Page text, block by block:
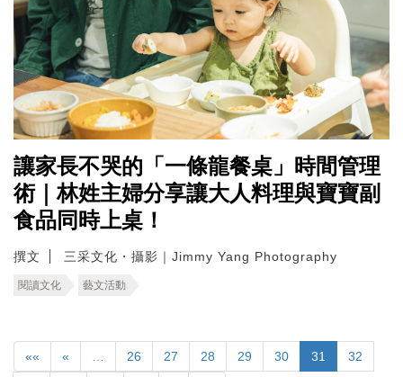
讓家長不哭的「一條龍餐桌」時間管理
術｜林姓主婦分享讓大人料理與寶寶副
食品同時上桌！
撰文 三采文化・攝影｜Jimmy Yang Photography
閱讀文化 藝文活動
«« « 26 27 28 29 30 31 32